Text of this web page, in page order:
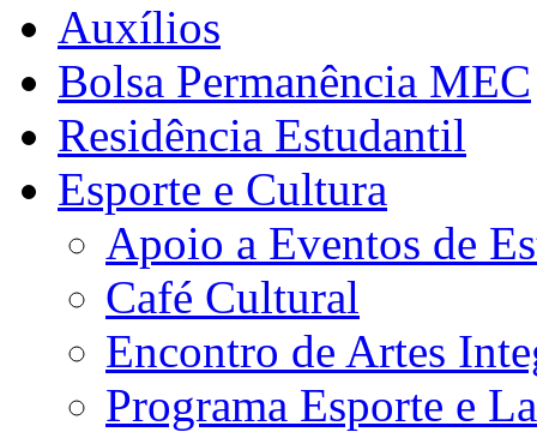
Auxílios
Bolsa Permanência MEC
Residência Estudantil
Esporte e Cultura
Apoio a Eventos de
Café Cultural
Encontro de Artes
Programa Esporte e